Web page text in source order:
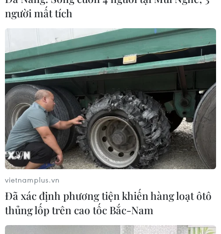
người mất tích
vietnamplus.vn
Đã xác định phương tiện khiến hàng loạt ôtô
thủng lốp trên cao tốc Bắc-Nam